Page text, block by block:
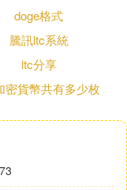
doge格式
騰訊ltc系統
ltc分享
密貨幣共有多少枚